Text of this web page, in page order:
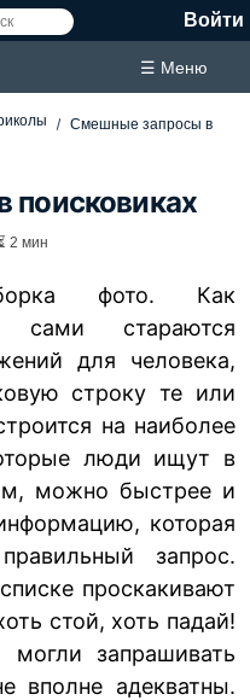
Войти
☰ Меню
Смешные запросы в
поисковиках
2 мин
фото. Как
сами стараются
для человека,
строку те или
на наиболее
люди ищут в
можно быстрее и
которая
запрос.
проскакивают
стой, хоть падай!
могли запрашивать
вполне адекватны.